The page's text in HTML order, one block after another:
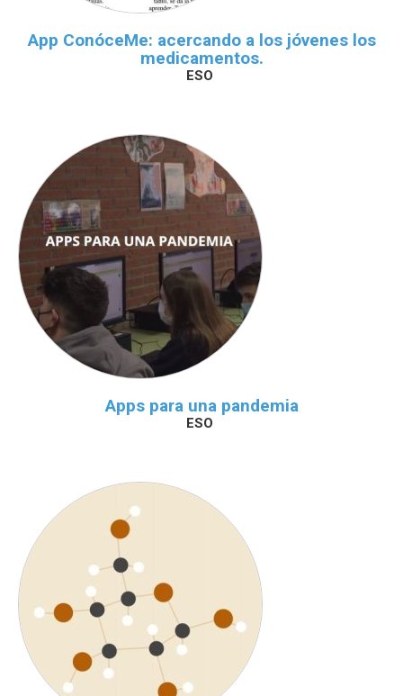
App ConóceMe: acercando a los jóvenes los
medicamentos.
ESO
Apps para una pandemia
ESO